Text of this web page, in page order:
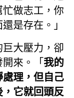
做志工，你
是存在。」
大壓力，卻
來。「 我的
理，但自己
它就回頭反